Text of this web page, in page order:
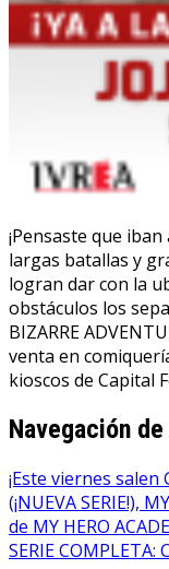
¡Pensaste que
largas batallas y
logran dar con la
obstáculos los
BIZARRE
venta en
kioscos de Capital
Navegación
¡Este viernes salen
(¡NUEVA SERIE!),
de MY HERO
SERIE COMPLETA: